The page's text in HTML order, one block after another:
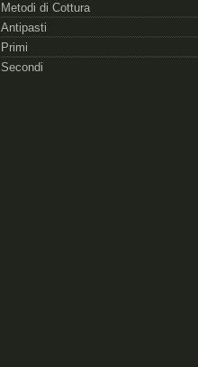
Metodi di Cottura
Antipasti
Primi
Secondi